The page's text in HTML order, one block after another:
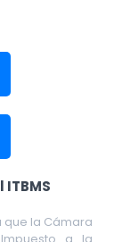
que la Cámara